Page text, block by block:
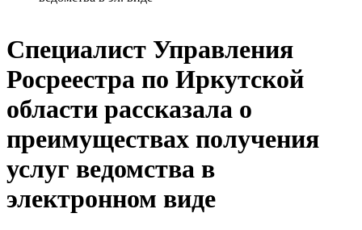
Специалист Управления
Росреестра по Иркутской
области рассказала о
преимуществах получения
услуг ведомства в
электронном виде